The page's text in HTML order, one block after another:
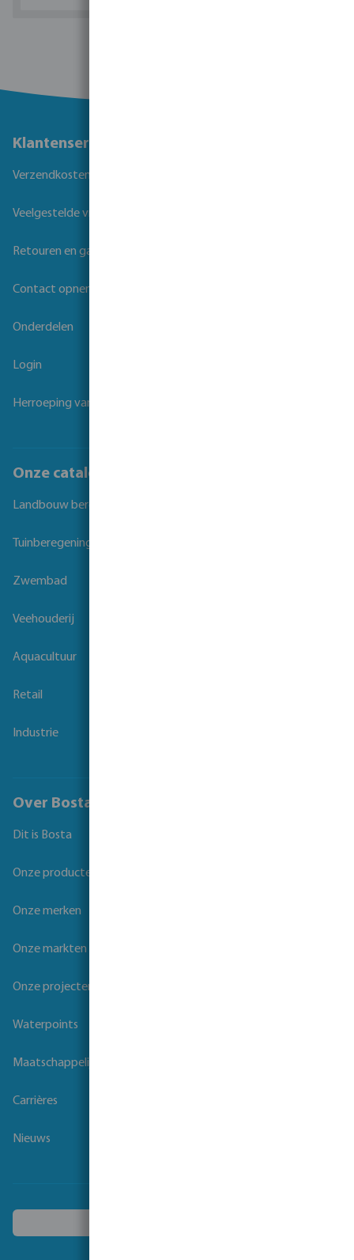
Klantenservice
Verzendkosten
Veelgestelde vragen
Retouren en garantie
Contact opnemen
Onderdelen
Login
Herroeping van overeenkomst
Onze catalogi
Landbouw beregening
Tuinberegening
Zwembad
Veehouderij
Aquacultuur
Retail
Industrie
Over Bosta
Dit is Bosta
Onze producten
Onze merken
Onze markten
Onze projecten
Waterpoints
Maatschappelijk verantwoord ondernemen
Carrières
Nieuws